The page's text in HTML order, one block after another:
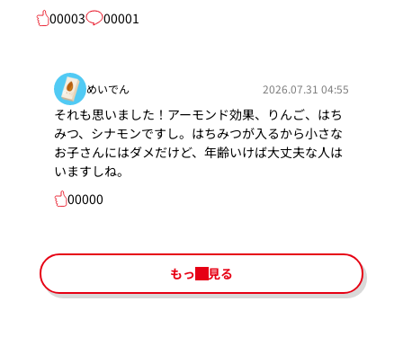
00003
00001
めいでん 2026.07.31 04:55
それも思いました！アーモンド効果、りんご、はち
みつ、シナモンですし。はちみつが入るから小さな
お子さんにはダメだけど、年齢いけば大丈夫な人は
いますしね。
00000
もっと見る